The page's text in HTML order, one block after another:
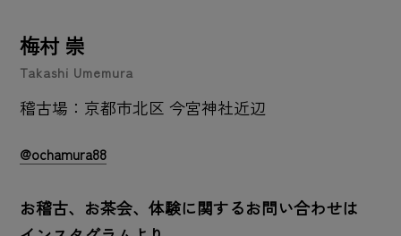
梅村 崇
Takashi Umemura
稽古場：京都市北区 今宮神社近辺
@ochamura88
お稽古、お茶会、体験に関するお問い合わせは